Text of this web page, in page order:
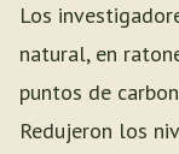
Los
natural, en
puntos de
Redujeron los